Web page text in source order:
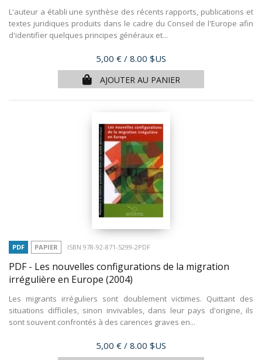
L'auteur a établi une synthèse des récents rapports, publications et
textes juridiques produits dans le cadre du Conseil de l'Europe afin
d'identifier quelques principes généraux et...
Prix
5,00 € / 8.00 $US
AJOUTER AU PANIER
PDF PAPIER ISBN 978-92-871-5299-2PDF
PDF - Les nouvelles configurations de la migration
irrégulière en Europe (2004)
Les migrants irréguliers sont doublement victimes. Quittant des
situations difficiles, sinon invivables, dans leur pays d'origine, ils
sont souvent confrontés à des carences graves en...
Prix
5,00 € / 8.00 $US